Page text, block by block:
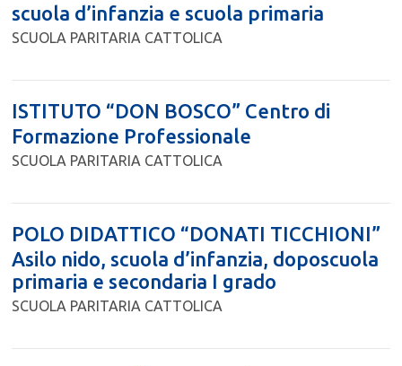
scuola d’infanzia e scuola primaria
SCUOLA PARITARIA CATTOLICA
ISTITUTO “DON BOSCO” Centro di
Formazione Professionale
SCUOLA PARITARIA CATTOLICA
POLO DIDATTICO “DONATI TICCHIONI”
Asilo nido, scuola d’infanzia, doposcuola
primaria e secondaria I grado
SCUOLA PARITARIA CATTOLICA